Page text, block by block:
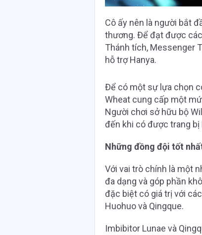
Cô ấy nên là người bắt
thương. Để đạt được
Thánh tích, Messenger
hỗ trợ Hanya.
Để có một sự lựa chọn
Wheat cung cấp một
Người chơi sở hữu bộ
đến khi có được trang
Những đồng đội tốt
Với vai trò chính là một
đa dạng và góp phần
đặc biệt có giá trị với
Huohuo và Qingque.
Imbibitor Lunae và